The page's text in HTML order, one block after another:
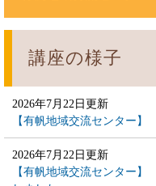
講座の様子
2026年7月22日更新
【有帆地域交流センター
2026年7月22日更新
【有帆地域交流センター